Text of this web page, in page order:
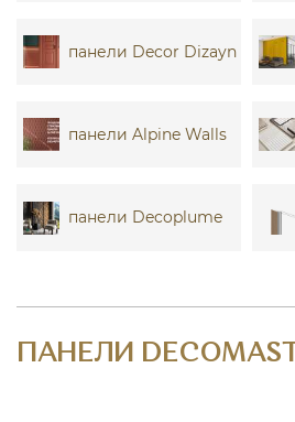
панели Decor Dizayn
панели Alpine Walls
панели Decoplume
ПАНЕЛИ